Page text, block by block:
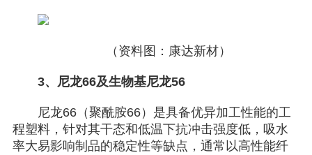
（资料图：康达新材）
3、尼龙66及生物基尼龙56
尼龙66（聚酰胺66）是具备优异加工性能的工
程塑料，针对其干态和低温下抗冲击强度低，吸水
率大易影响制品的稳定性等缺点，通常以高性能纤